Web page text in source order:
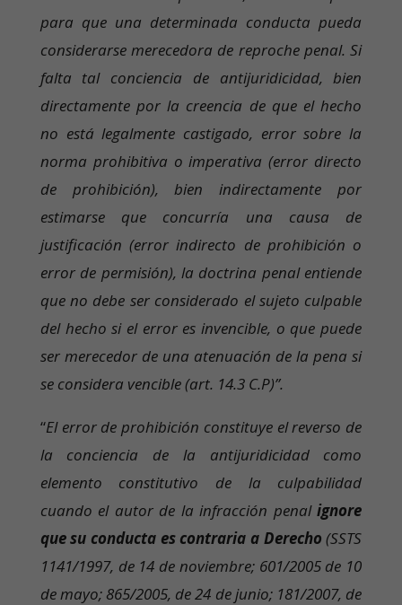
para que una determinada conducta pueda
considerarse merecedora de reproche penal. Si
falta tal conciencia de antijuridicidad, bien
directamente por la creencia de que el hecho
no está legalmente castigado, error sobre la
norma prohibitiva o imperativa (error directo
de prohibición), bien indirectamente por
estimarse que concurría una causa de
justificación (error indirecto de prohibición o
error de permisión), la doctrina penal entiende
que no debe ser considerado el sujeto culpable
del hecho si el error es invencible, o que puede
ser merecedor de una atenuación de la pena si
se considera vencible (art. 14.3 C.P)”.
“El error de prohibición constituye el reverso de
la conciencia de la antijuridicidad como
elemento constitutivo de la culpabilidad
cuando el autor de la infracción penalignore
que su conducta es contraria a Derecho (SSTS
1141/1997, de 14 de noviembre; 601/2005 de 10
de mayo; 865/2005, de 24 de junio; 181/2007, de